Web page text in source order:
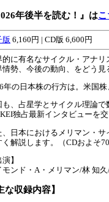
年後半を読む！』はこ
版 6,160円 | CD版 6,600円
的に有名なサイクル・アナリ
情勢、今後の動向、をどう見
年の日本株の行方は。米国
も、占星学とサイクル理論
独占最新インタビューを交
、日本におけるメリマン・
く解説します。（CDおよそ70
演】
モンド・A・メリマン/林 知
な収録内容】